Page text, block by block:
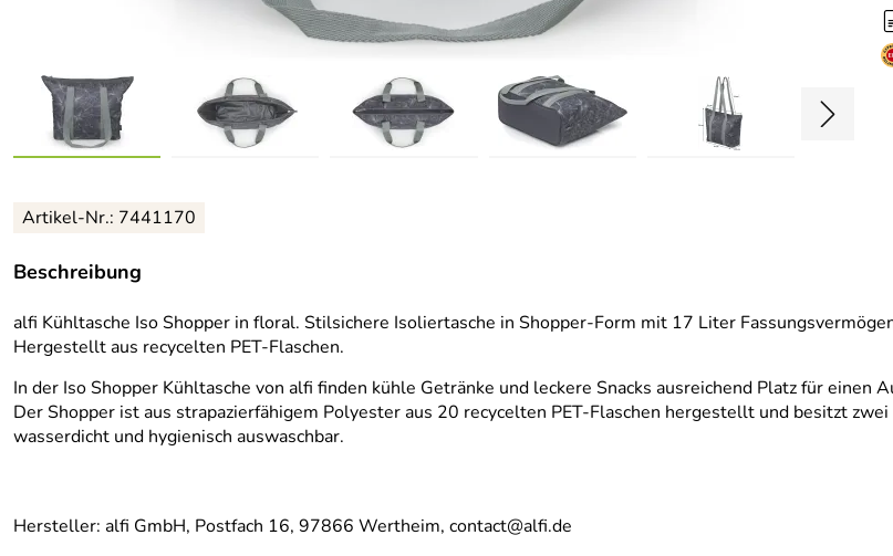
Artikel-Nr.: 7441170
Beschreibung
alfi Kühltasche Iso Shopper in floral. Stilsichere Isoliertasche in Shopper-Form mit 17 Liter
Hergestellt aus recycelten PET-Flaschen.
In der Iso Shopper Kühltasche von alfi finden kühle Getränke und leckere Snacks ausreichend Platz für
Der Shopper ist aus strapazierfähigem Polyester aus 20 recycelten PET-Flaschen hergestellt und besitzt
wasserdicht und hygienisch auswaschbar.
Hersteller: alfi GmbH, Postfach 16, 97866 Wertheim, contact@alfi.de